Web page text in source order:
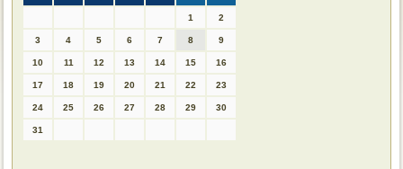
1 2
3 4 5 6 7 8 9
10 11 12 13 14 15 16
17 18 19 20 21 22 23
24 25 26 27 28 29 30
31